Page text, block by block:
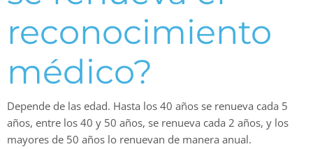
reconocimiento
médico?
Depende de las edad. Hasta los 40 años se renueva cada 5
años, entre los 40 y 50 años, se renueva cada 2 años, y los
mayores de 50 años lo renuevan de manera anual.